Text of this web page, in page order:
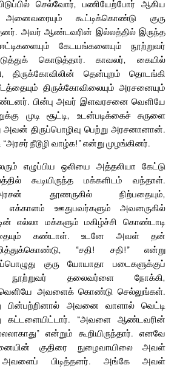
செல்வோர், பணியேற்போர் ஆகிய
கூட்டிக்கொண்டு குரு
அவர் ஆண்டவரின் இல்லத்தில் இருந்த
கேடயங்களையும் நூற்றுவர்
கொடுத்தார். காவலர், கையில்
திருக்கோவிலின் தென்புறம் தொடங்கி
திருக்கோவிலையும் அரசனையும்
பின்பு அவர் இளவரசனை வெளியே
முடி சூட்டி, உடன்படிக்கைச் சுருளை
திருப்பொழிவு பெற்று அரசனானான்.
நீடூழி வாழ்க!” என்று முழங்கினர்.
எழுப்பிய ஒலியை அத்தலியா கேட்டு
கூடியிருந்த மக்களிடம் வந்தாள்.
தூணருகில் நிற்பதையும்,
எக்காளம் ஊதுபவர்களும் அவனருகில்
எல்லா மக்களும் மகிழ்ச்சி கொண்டாடி
கண்டாள். உடனே அவள் தன்
“சதி! சதி!” என்று
குரு யோயாதா படைகளுக்குப்
நூற்றுவர் தலைவர்ளை நோக்கி,
வெளியே அவளைக் கொண்டு செல்லுங்கள்.
அவனை வாளால் வெட்டி
கட்டளையிட்டார். “அவளை ஆண்டவரின்
என்றும் கூறியிருந்தார். எனவே
குதிரை நுழைவாயிலை அவள்
அவளைப் பிடித்தனர். அங்கே அவள்